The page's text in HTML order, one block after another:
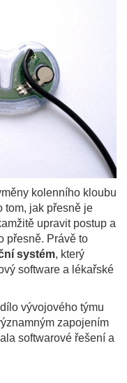
kolenního kloubu
tom, jak přesně je
upravit postup a
přesně. Právě to
systém, který
software a lékařské
vývojového týmu
zapojením
softwarové řešení a